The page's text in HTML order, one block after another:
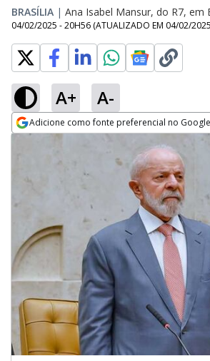
BRASÍLIA | Ana Isabel Mansur, do R7, em
04/02/2025 - 20H56 (ATUALIZADO EM 04/02/
A+ A-
Adicione como fonte preferencial no Google
Opens in new window